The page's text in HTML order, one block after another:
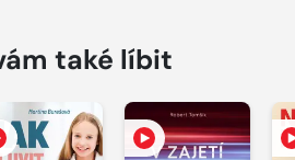
také líbit